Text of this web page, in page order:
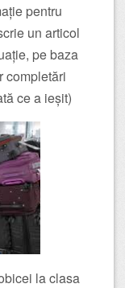
pentru
un articol
pe baza
completări
ce a ieșit)
la clasa